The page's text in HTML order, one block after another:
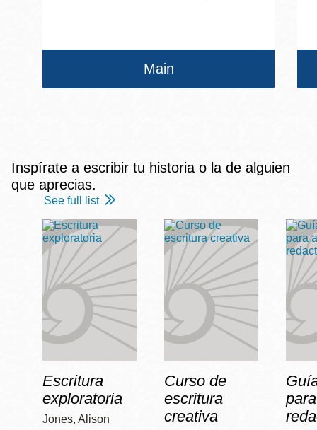
Main
Inspírate a escribir tu historia o la de alguien
que aprecias.
See full list
Escritura
exploratoria
Jones, Alison
Curso de
escritura
creativa